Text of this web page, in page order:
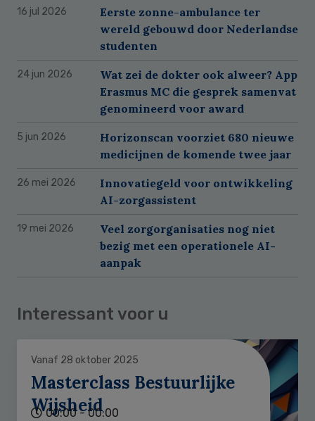
16 jul 2026
Eerste zonne-ambulance ter
wereld gebouwd door Nederlandse
studenten
24 jun 2026
Wat zei de dokter ook alweer? App
Erasmus MC die gesprek samenvat
genomineerd voor award
5 jun 2026
Horizonscan voorziet 680 nieuwe
medicijnen de komende twee jaar
26 mei 2026
Innovatiegeld voor ontwikkeling
AI-zorgassistent
19 mei 2026
Veel zorgorganisaties nog niet
bezig met een operationele AI-
aanpak
Interessant voor u
Vanaf 28 oktober 2025
Masterclass Bestuurlijke
Wijsheid
00:00 - 00:00